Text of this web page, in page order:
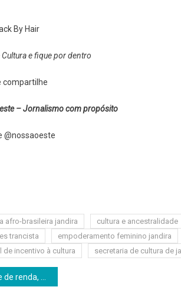
By Hair
e fique por dentro
compartilhe
– Jornalismo com propósito
@nossaoeste
afro-brasileira jandira cultura e ancestralidade
trancista
empoderamento feminino jandira
incentivo à cultura
secretaria de cultura de
de pobreza e desigualdade em 2024